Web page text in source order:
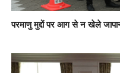
परमाणु मुद्दों पर आग से न खेले